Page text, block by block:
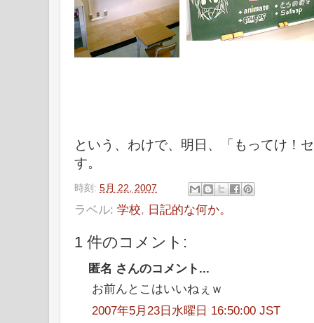
という、わけで、明日、「もってけ！
す。
時刻: 5月 22, 2007
ラベル: 学校, 日記的な何か。
1 件のコメント:
匿名 さんのコメント...
お前んとこはいいねぇｗ
2007年5月23日水曜日 16:50:00 JST